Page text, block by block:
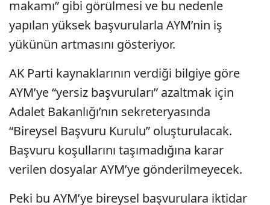
makamı” gibi görülmesi ve bu nedenle
yapılan yüksek başvurularla AYM’nin iş
yükünün artmasını gösteriyor.
AK Parti kaynaklarının verdiği bilgiye göre
AYM’ye “yersiz başvuruları” azaltmak için
Adalet Bakanlığı’nın sekreteryasında
“Bireysel Başvuru Kurulu” oluşturulacak.
Başvuru koşullarını taşımadığına karar
verilen dosyalar AYM’ye gönderilmeyecek.
Peki bu AYM’ye bireysel başvurulara iktidar